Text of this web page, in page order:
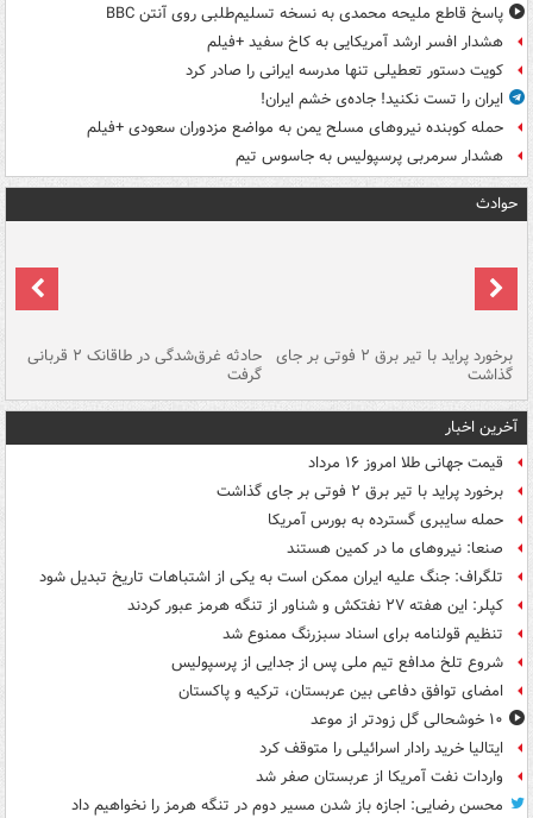
پاسخ قاطع ملیحه محمدی به نسخه تسلیم‌طلبی روی آنتن BBC
هشدار افسر ارشد آمریکایی به کاخ سفید +فیلم
کویت دستور تعطیلی تنها مدرسه ایرانی را صادر کرد
ایران را تست نکنید! جاده‌ی خشم ایران!
حمله کوبنده نیروهای مسلح یمن به مواضع مزدوران سعودی +فیلم
هشدار سرمربی پرسپولیس به جاسوس تیم
حوادث
برخورد پراید با تیر برق ۲ فوتی بر جای
گذاشت
حادثه غرق‌شدگی در طاقانک ۲ قربانی
گرفت
آخرین اخبار
قیمت جهانی طلا امروز ۱۶ مرداد
برخورد پراید با تیر برق ۲ فوتی بر جای گذاشت
حمله سایبری گسترده به بورس آمریکا
صنعا: نیروهای ما در کمین‌ هستند
تلگراف: جنگ علیه ایران ممکن است به یکی از اشتباهات تاریخ تبدیل شود
کپلر: این هفته ۲۷ نفتکش و شناور از تنگه هرمز عبور کردند
تنظیم قولنامه برای اسناد سبزرنگ ممنوع شد
شروع تلخ مدافع تیم ملی پس از جدایی از پرسپولیس
امضای توافق دفاعی بین عربستان، ترکیه و پاکستان
۱۰ خوشحالی گل زودتر از موعد
ایتالیا خرید رادار اسرائیلی را متوقف کرد
واردات نفت آمریکا از عربستان صفر شد
محسن رضایی: اجازه باز شدن مسیر دوم در تنگه هرمز را نخواهیم داد